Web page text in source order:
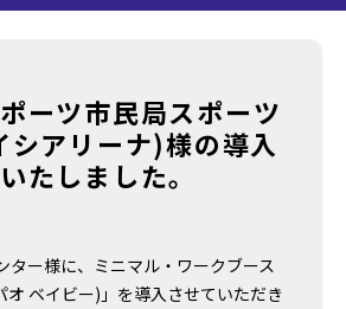
ーツ市民局スポーツ
シアリーナ)様の導入
たしました。
ター様に、ミニマル・ワークブース
オ ベイビー)」を導入させていただき